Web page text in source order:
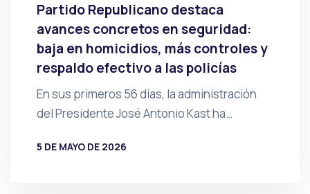
Partido Republicano destaca
avances concretos en seguridad:
baja en homicidios, más controles y
respaldo efectivo a las policías
En sus primeros 56 días, la administración
del Presidente José Antonio Kast ha…
5 DE MAYO DE 2026